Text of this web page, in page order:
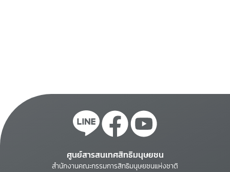
ศูนย์สารสนเทศสิทธิมนุษยชน
สำนักงานคณะกรรมการสิทธิมนุษยชนแห่งชาติ